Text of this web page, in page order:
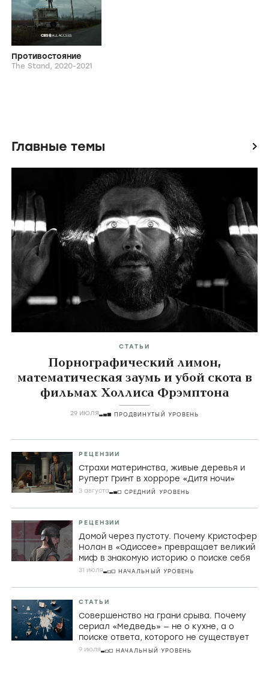
Противостояние
The Stand, 2020-2021
Главные темы icon
СТАТЬИ
Порнографический лимон,
математическая заумь и убой скота в
фильмах Холлиса Фрэмптона
29 ИЮЛЯ ПРОДВИНУТЫЙ УРОВЕНЬ
РЕЦЕНЗИИ
Страхи материнства, живые деревья и
Руперт Гринт в хорроре «Дитя ночи»
3 августа СРЕДНИЙ УРОВЕНЬ
РЕЦЕНЗИИ
Домой через пустоту. Почему Кристофер
Нолан в «Одиссее» превращает великий
миф в знакомую историю о поиске себя
31 июля НАЧАЛЬНЫЙ УРОВЕНЬ
СТАТЬИ
Совершенство на грани срыва. Почему
сериал «Медведь» — не о кухне, а о
поиске ответа, которого не существует
9 июля НАЧАЛЬНЫЙ УРОВЕНЬ